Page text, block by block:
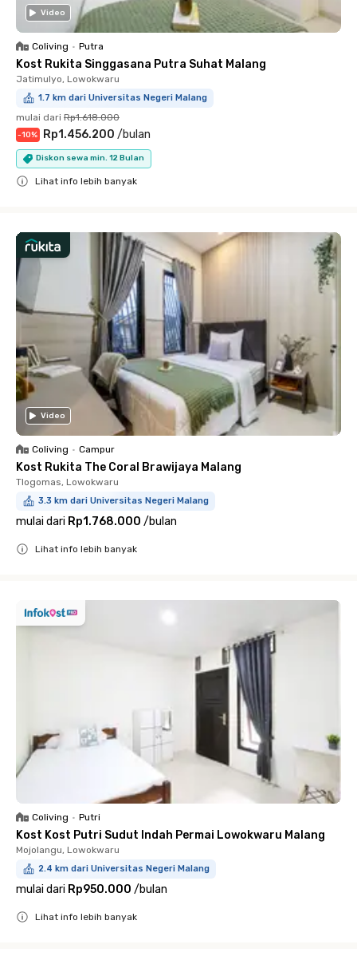
Video
Coliving • Putra
Kost Rukita Singgasana Putra Suhat Malang
Jatimulyo, Lowokwaru
1.7 km dari Universitas Negeri Malang
mulai dari Rp1.618.000
-10% Rp1.456.200 /bulan
Diskon sewa min. 12 Bulan
Lihat info lebih banyak
Video
Coliving • Campur
Kost Rukita The Coral Brawijaya Malang
Tlogomas, Lowokwaru
3.3 km dari Universitas Negeri Malang
mulai dari Rp1.768.000 /bulan
Lihat info lebih banyak
Coliving • Putri
Kost Kost Putri Sudut Indah Permai Lowokwaru Malang
Mojolangu, Lowokwaru
2.4 km dari Universitas Negeri Malang
mulai dari Rp950.000 /bulan
Lihat info lebih banyak